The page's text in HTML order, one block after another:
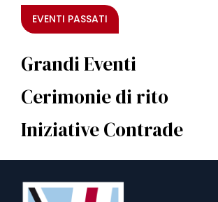
EVENTI PASSATI
Grandi Eventi
Cerimonie di rito
Iniziative Contrade